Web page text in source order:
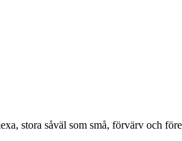
stora såväl som små, förvärv och